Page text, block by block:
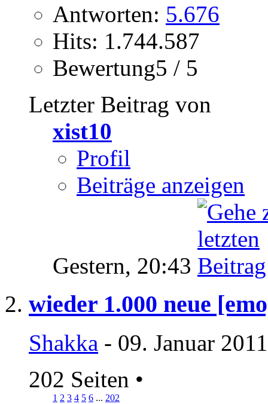
Antworten: 5.676
Hits: 1.744.587
Bewertung5 / 5
Letzter Beitrag von
xist10
Profil
Beiträge anzeigen
Gestern, 20:43
wieder 1.000 neue
Shakka - 09. Januar
202 Seiten •
1 2 3 4 5 6 ... 202